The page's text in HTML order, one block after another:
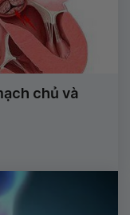
chủ và